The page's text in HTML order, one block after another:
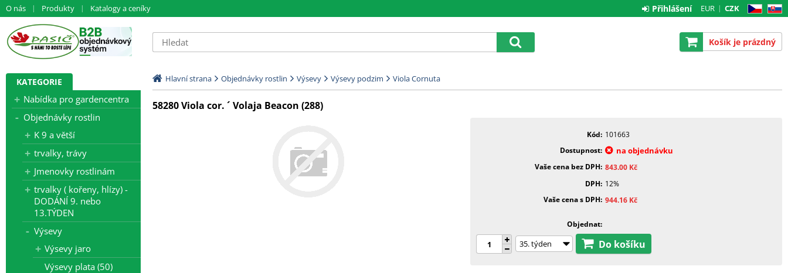
O nás Produkty Katalogy a ceníky CZ SK
EUR CZK
Přihlášení
Košík je prázdný
KATEGORIE
Nabídka pro gardencentra
Objednávky rostlin
K 9 a větší
trvalky, trávy
Jmenovky rostlinám
trvalky ( kořeny, hlízy) -
DODÁNÍ 9. nebo
13.TÝDEN
Výsevy
Výsevy jaro
Výsevy plata (50)
Hlavní strana Objednávky rostlin Výsevy Výsevy podzim Viola Cornuta
58280 Viola cor. ´ Volaja Beacon (288)
Kód 101663
Dostupnost
na objednávku
Vaše cena bez DPH 843.00 Kč
DPH 12%
Vaše cena s DPH 944.16 Kč
Objednat
Do košíku